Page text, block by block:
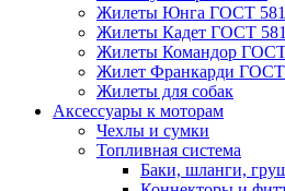
Жилеты Юнга ГОСТ
Жилеты Кадет ГОСТ
Жилеты Командор ГОСТ
Жилет Франкарди ГОСТ
Жилеты для собак
Аксессуары к моторам
Чехлы и сумки
Топливная система
Баки, шланги,